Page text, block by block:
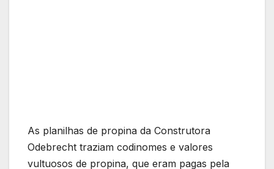
As planilhas de propina da Construtora
Odebrecht traziam codinomes e valores
vultuosos de propina, que eram pagas pela